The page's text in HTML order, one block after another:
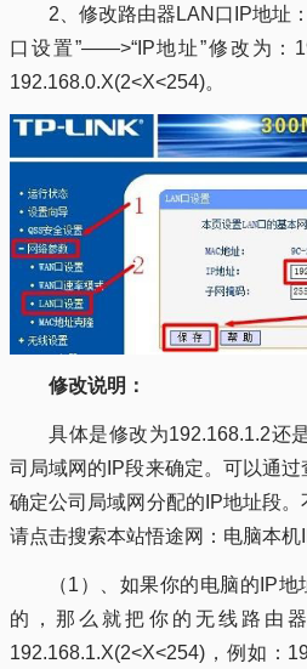
2、修改路由器LAN口IP地址
口设置”——>“IP地址”修改为：
192.168.0.X(2<X<254)。
修改说明：
具体是修改为192.168.1.2还
司局域网的IP段来确定。可以通
确定公司局域网分配的IP地址段
请点击搜索本站悟途网：电脑本机
（1）、如果你的电脑的IP
的，那么就把你的无线路由
192.168.1.X(2<X<254)，例如：